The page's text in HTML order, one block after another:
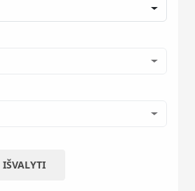
IŠVALYTI